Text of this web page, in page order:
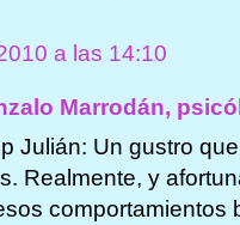
a las 14:10
Marrodán,
Julián: Un gustro
Realmente, y
comportamientos